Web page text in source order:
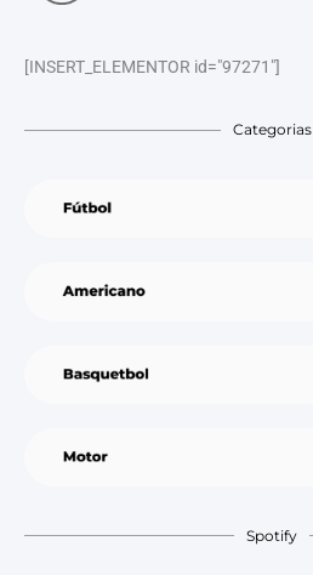
[INSERT_ELEMENTOR id="97271"]
Categorias
Spotify